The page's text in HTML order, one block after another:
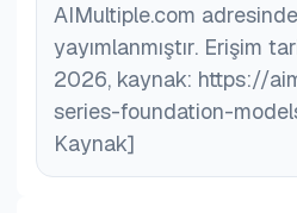
AIMultiple.com
yayımlanmıştır. Erişim
2026, kaynak: https://
series-foundation-
Kaynak]